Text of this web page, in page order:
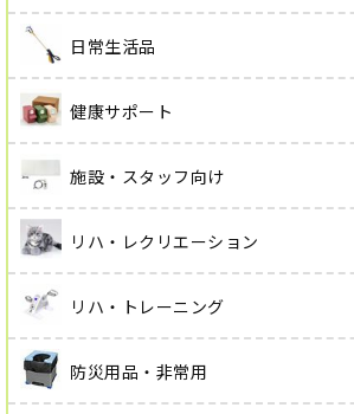
日常生活品
健康サポート
施設・スタッフ向け
リハ・レクリエーション
リハ・トレーニング
防災用品・非常用